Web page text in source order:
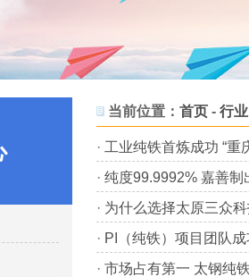
当前位置： 首页 - 行
· 工业纯铁首炼成功 “重
· 纯度99.9992% 嘉善制
· 为什么选择太原三众
· PI（纯铁）项目团队
· 市场占有第一 太钢纯